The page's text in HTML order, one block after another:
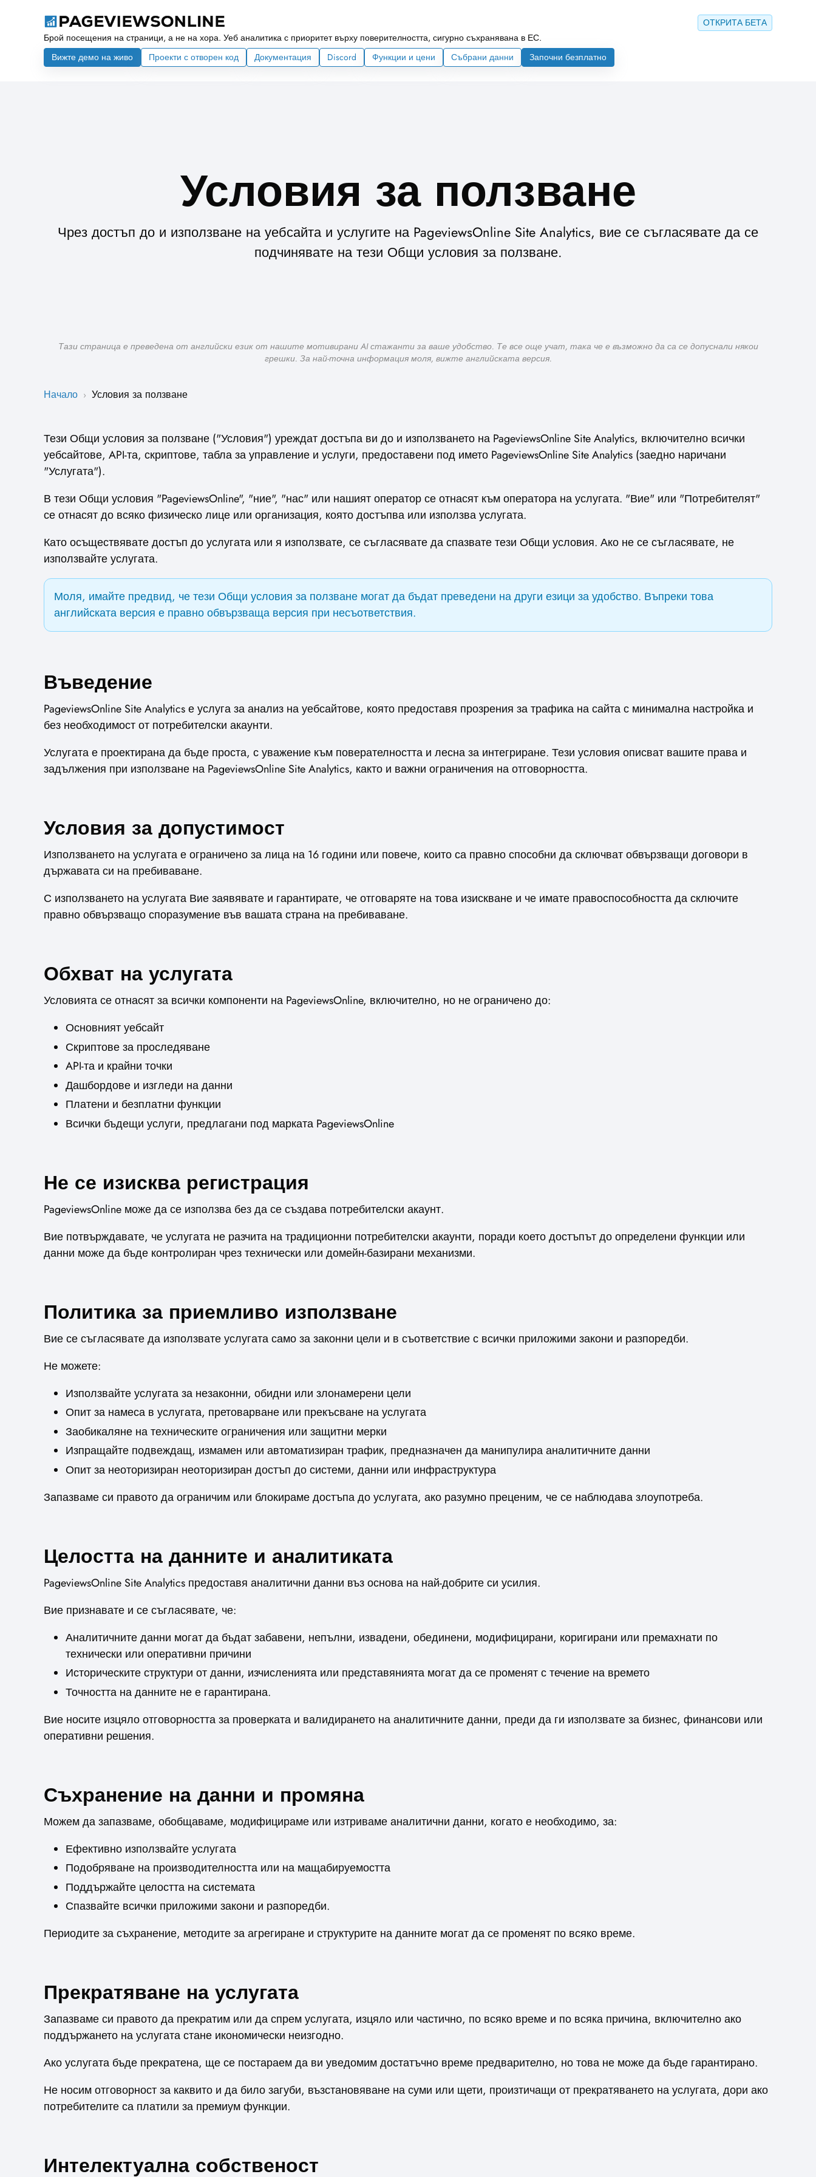
ОТКРИТА БЕТА
Брой посещения на страници, а не на хора. Уеб аналитика с приоритет върху поверителността, сигурно съхранявана в ЕС.
Вижте демо на живо
Проекти с отворен код Документация Discord Функции и цени Събрани данни Започни безплатно
Условия за ползване
Чрез достъп до и използване на уебсайта и услугите на PageviewsOnline Site Analytics, вие се съгласявате да се
подчинявате на тези Общи условия за ползване.
Тази страница е преведена от английски език от нашите мотивирани AI стажанти за ваше удобство. Те все още учат, така че е възможно да са се допуснали някои
грешки. За най-точна информация моля, вижте английската версия.
Начало › Условия за ползване
Тези Общи условия за ползване ("Условия") уреждат достъпа ви до и използването на PageviewsOnline Site Analytics, включително всички
уебсайтове, API-та, скриптове, табла за управление и услуги, предоставени под името PageviewsOnline Site Analytics (заедно наричани
"Услугата").
В тези Общи условия "PageviewsOnline", "ние", "нас" или нашият оператор се отнасят към оператора на услугата. "Вие" или "Потребителят"
се отнасят до всяко физическо лице или организация, която достъпва или използва услугата.
Като осъществявате достъп до услугата или я използвате, се съгласявате да спазвате тези Общи условия. Ако не се съгласявате, не
използвайте услугата.
Моля, имайте предвид, че тези Общи условия за ползване могат да бъдат преведени на други езици за удобство. Въпреки това
английската версия е правно обвързваща версия при несъответствия.
Въведение
PageviewsOnline Site Analytics е услуга за анализ на уебсайтове, която предоставя прозрения за трафика на сайта с минимална настройка и
без необходимост от потребителски акаунти.
Услугата е проектирана да бъде проста, с уважение към поверателността и лесна за интегриране. Тези условия описват вашите права и
задължения при използване на PageviewsOnline Site Analytics, както и важни ограничения на отговорността.
Условия за допустимост
Използването на услугата е ограничено за лица на 16 години или повече, които са правно способни да сключват обвързващи договори в
държавата си на пребиваване.
С използването на услугата Вие заявявате и гарантирате, че отговаряте на това изискване и че имате правоспособността да сключите
правно обвързващо споразумение във вашата страна на пребиваване.
Обхват на услугата
Условията се отнасят за всички компоненти на PageviewsOnline, включително, но не ограничено до:
Основният уебсайт
Скриптове за проследяване
API-та и крайни точки
Дашбордове и изгледи на данни
Платени и безплатни функции
Всички бъдещи услуги, предлагани под марката PageviewsOnline
Не се изисква регистрация
PageviewsOnline може да се използва без да се създава потребителски акаунт.
Вие потвърждавате, че услугата не разчита на традиционни потребителски акаунти, поради което достъпът до определени функции или
данни може да бъде контролиран чрез технически или домейн-базирани механизми.
Политика за приемливо използване
Вие се съгласявате да използвате услугата само за законни цели и в съответствие с всички приложими закони и разпоредби.
Не можете:
Използвайте услугата за незаконни, обидни или злонамерени цели
Опит за намеса в услугата, претоварване или прекъсване на услугата
Заобикаляне на техническите ограничения или защитни мерки
Изпращайте подвеждащ, измамен или автоматизиран трафик, предназначен да манипулира аналитичните данни
Опит за неоторизиран неоторизиран достъп до системи, данни или инфраструктура
Запазваме си правото да ограничим или блокираме достъпа до услугата, ако разумно преценим, че се наблюдава злоупотреба.
Целостта на данните и аналитиката
PageviewsOnline Site Analytics предоставя аналитични данни въз основа на най-добрите си усилия.
Вие признавате и се съгласявате, че:
Аналитичните данни могат да бъдат забавени, непълни, извадени, обединени, модифицирани, коригирани или премахнати по
технически или оперативни причини
Историческите структури от данни, изчисленията или представянията могат да се променят с течение на времето
Точността на данните не е гарантирана.
Вие носите изцяло отговорността за проверката и валидирането на аналитичните данни, преди да ги използвате за бизнес, финансови или
оперативни решения.
Съхранение на данни и промяна
Можем да запазваме, обобщаваме, модифицираме или изтриваме аналитични данни, когато е необходимо, за:
Ефективно използвайте услугата
Подобряване на производителността или на мащабируемостта
Поддържайте целостта на системата
Спазвайте всички приложими закони и разпоредби.
Периодите за съхранение, методите за агрегиране и структурите на данните могат да се променят по всяко време.
Прекратяване на услугата
Запазваме си правото да прекратим или да спрем услугата, изцяло или частично, по всяко време и по всяка причина, включително ако
поддържането на услугата стане икономически неизгодно.
Ако услугата бъде прекратена, ще се постараем да ви уведомим достатъчно време предварително, но това не може да бъде гарантирано.
Не носим отговорност за каквито и да било загуби, възстановяване на суми или щети, произтичащи от прекратяването на услугата, дори ако
потребителите са платили за премиум функции.
Интелектуална собственост